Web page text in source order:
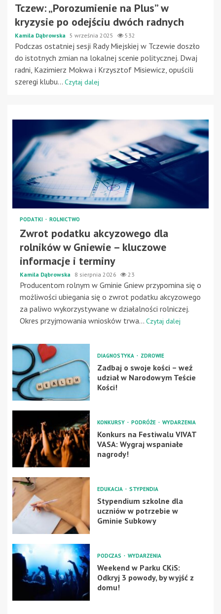
Tczew: „Porozumienie na Plus” w
kryzysie po odejściu dwóch radnych
Kamila Dąbrowska 5 września 2025 532
Podczas ostatniej sesji Rady Miejskiej w Tczewie doszło
do istotnych zmian na lokalnej scenie politycznej. Dwaj
radni, Kazimierz Mokwa i Krzysztof Misiewicz, opuścili
szeregi klubu... Czytaj dalej
PODATKI ROLNICTWO
Zwrot podatku akcyzowego dla
rolników w Gniewie – kluczowe
informacje i terminy
Kamila Dąbrowska 8 sierpnia 2026 23
Producentom rolnym w Gminie Gniew przypomina się o
możliwości ubiegania się o zwrot podatku akcyzowego
za paliwo wykorzystywane w działalności rolniczej.
Okres przyjmowania wniosków trwa... Czytaj dalej
DIAGNOSTYKA ZDROWIE
Zadbaj o swoje kości – weź
udział w Narodowym Teście
Kości!
KONKURSY PODRÓŻE WYDARZENIA
Konkurs na Festiwalu VIVAT
VASA: Wygraj wspaniałe
nagrody!
EDUKACJA STYPENDIA
Stypendium szkolne dla
uczniów w potrzebie w
Gminie Subkowy
PODCZAS WYDARZENIA
Weekend w Parku CKiS:
Odkryj 3 powody, by wyjść z
domu!